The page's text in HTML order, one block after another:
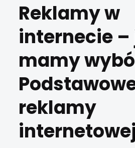
Reklamy w
internecie –
mamy
reklamy
internetowej